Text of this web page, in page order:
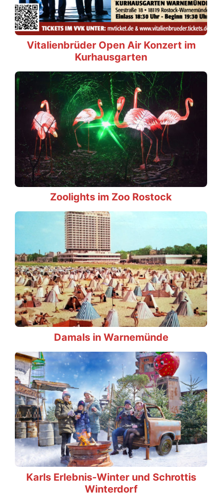
Vitalienbrüder Open Air Konzert im
Kurhausgarten
Zoolights im Zoo Rostock
Damals in Warnemünde
Karls Erlebnis-Winter und Schrottis
Winterdorf